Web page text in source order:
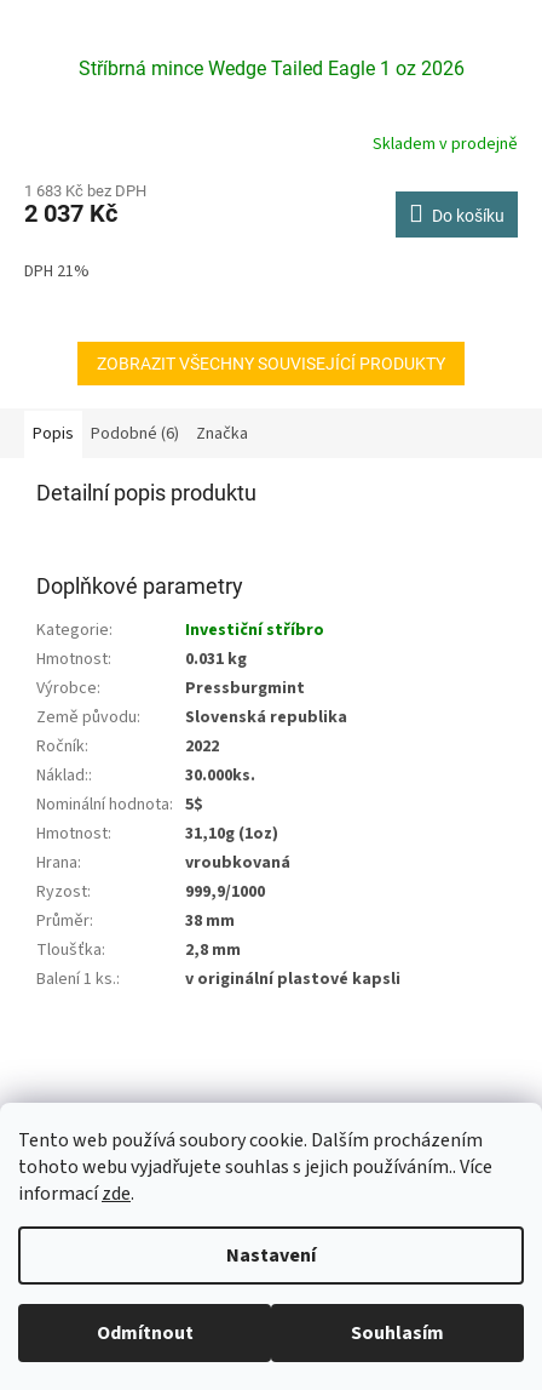
Tento web používá soubory cookie. Dalším procházením
tohoto webu vyjadřujete souhlas s jejich používáním.. Více
informacízde.
Nastavení
Odmítnout Souhlasím
Běžná otevírací doba: Pondělí: 8:30 - 16:00 Úterý: 9:00 -17:00 Středa: 8:30
Stříbrná mince Wedge Tailed Eagle 1 oz 2026
produktu
je
z
Skladem v prodejně
1 683 Kč bez DPH
2 037 Kč Do košíku
DPH 21%
ZOBRAZIT VŠECHNY SOUVISEJÍCÍ PRODUKTY
Popis Podobné (6) Značka
Detailní popis produktu
Doplňkové parametry
Kategorie:
Investiční stříbro
Hmotnost:
0.031 kg
Výrobce:
Pressburgmint
Země původu:
Slovenská republika
Ročník:
2022
Náklad::
30.000ks.
Nominální hodnota: 5$
Hmotnost:
31,10g (1oz)
Hrana:
vroubkovaná
Ryzost:
999,9/1000
Průměr:
38 mm
Tloušťka:
2,8 mm
Balení 1 ks.: v originální plastové kapsli
p
Copyright 2026Investiční zlato Praha. Všechna práva vyhrazena.
Upravit nastavení cookies